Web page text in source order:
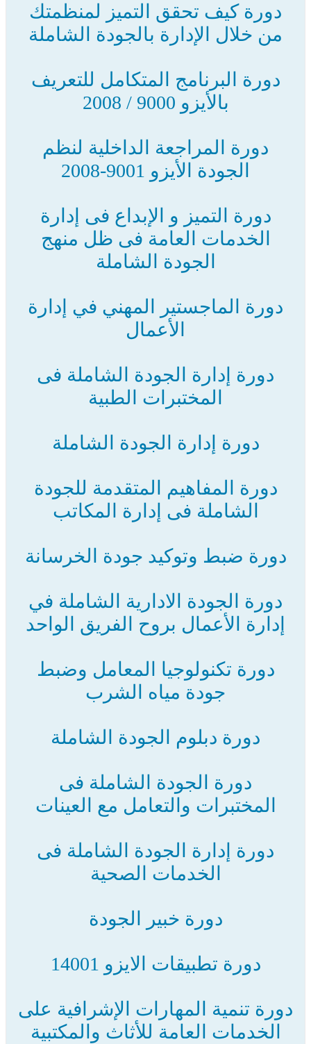
دورة كيف تحقق التميز لمنظمتك
من خلال الإدارة بالجودة الشاملة
دورة البرنامج المتكامل للتعريف
بالأيزو 9000 / 2008
دورة المراجعة الداخلية لنظم
الجودة الأيزو 9001-2008
دورة التميز و الإبداع فى إدارة
الخدمات العامة فى ظل منهج
الجودة الشاملة
دورة الماجستير المهني في إدارة
الأعمال
دورة إدارة الجودة الشاملة فى
المختبرات الطبية
دورة إدارة الجودة الشاملة
دورة المفاهيم المتقدمة للجودة
الشاملة فى إدارة المكاتب
دورة ضبط وتوكيد جودة الخرسانة
دورة الجودة الادارية الشاملة في
إدارة الأعمال بروح الفريق الواحد
دورة تكنولوجيا المعامل وضبط
جودة مياه الشرب
دورة دبلوم الجودة الشاملة
دورة الجودة الشاملة فى
المختبرات والتعامل مع العينات
دورة إدارة الجودة الشاملة فى
الخدمات الصحية
دورة خبير الجودة
دورة تطبيقات الايزو 14001
دورة تنمية المهارات الإشرافية على
الخدمات العامة للأثاث والمكتبية